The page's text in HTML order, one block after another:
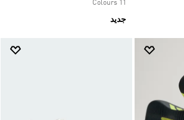
11 Colours
جديد